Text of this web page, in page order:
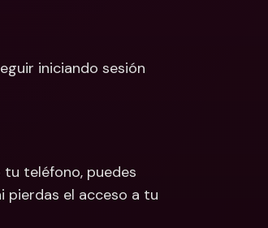
iniciando sesión
teléfono, puedes
pierdas el acceso a tu